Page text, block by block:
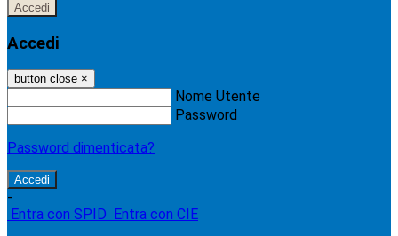
Accedi
Accedi
button close ×
Nome Utente
Password
Password dimenticata?
-
Entra con SPID
Entra con CIE